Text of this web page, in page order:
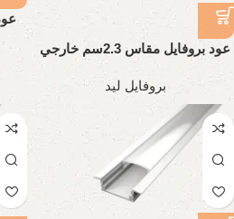
عود بروفايل مقاس 2.3سم خارجي
تقيل
بروفايل ليد